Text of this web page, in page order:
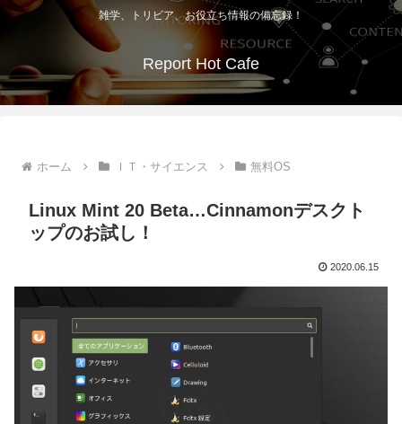
雑学、トリビア、お役立ち情報の備忘録！
Report Hot Cafe
ホーム ＩＴ・サイエンス 無料OS
Linux Mint 20 Beta…Cinnamonデスクト
ップのお試し！
2020.06.15